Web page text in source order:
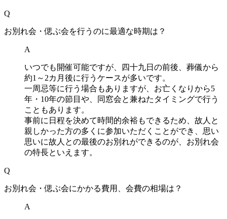
Q
お別れ会・偲ぶ会を行うのに最適な時期は？
A
いつでも開催可能ですが、四十九日の前後、葬儀から
約1～2カ月後に行うケースが多いです。
一周忌等に行う場合もありますが、お亡くなりから5
年・10年の節目や、同窓会と兼ねたタイミングで行う
こともあります。
事前に日程を決めて時間的余裕もできるため、故人と
親しかった方の多くに参加いただくことができ、思い
思いに故人との最後のお別れができるのが、お別れ会
の特長といえます。
Q
お別れ会・偲ぶ会にかかる費用、会費の相場は？
A